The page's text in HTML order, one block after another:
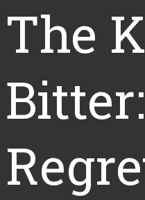
The
Bitter: